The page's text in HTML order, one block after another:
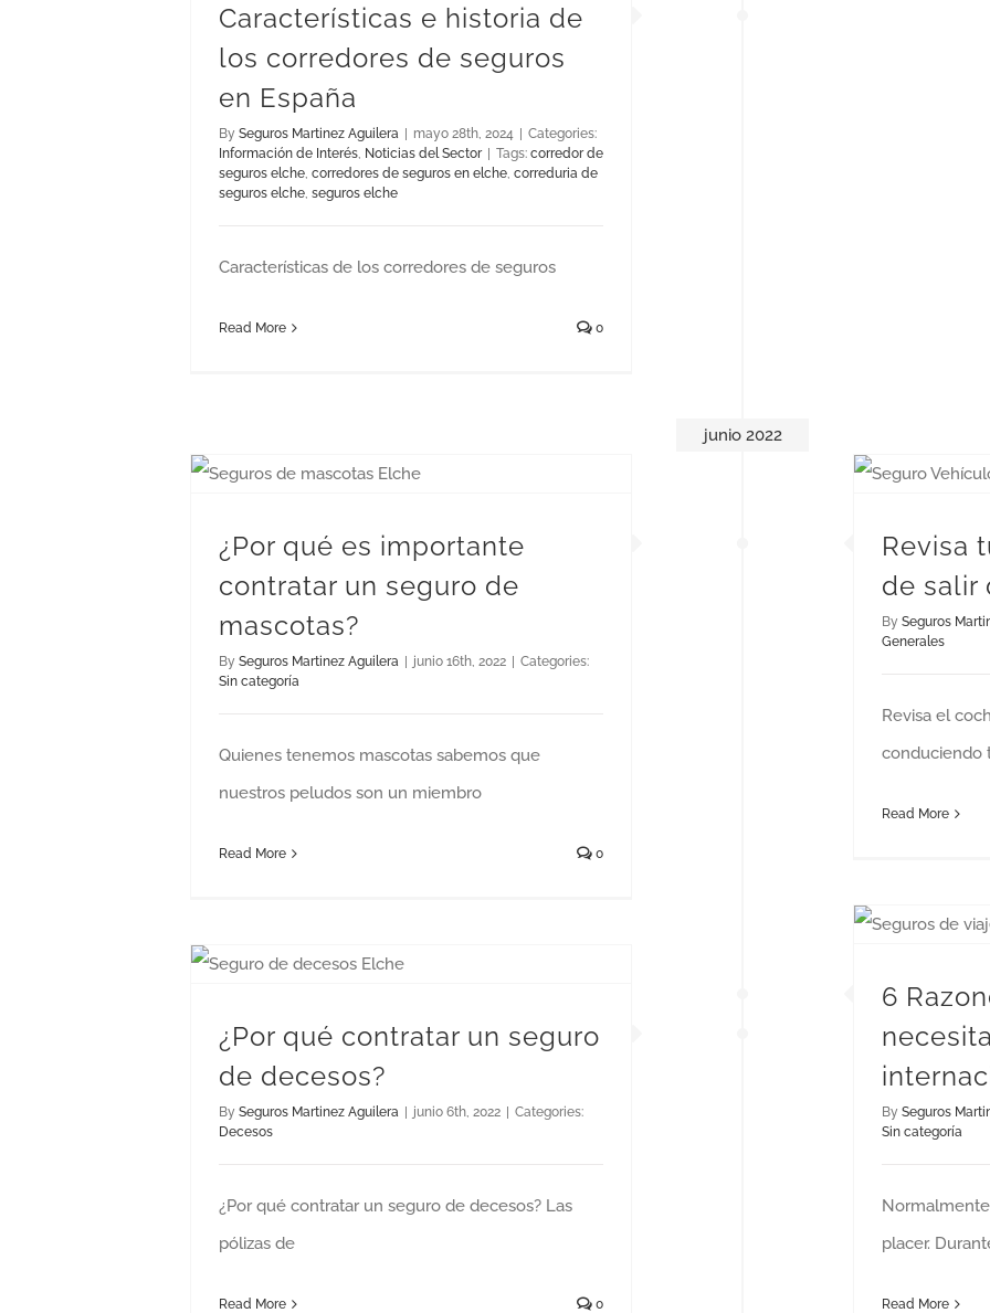
Características e historia de
los corredores de seguros
en España
By Seguros Martinez Aguilera | mayo 28th, 2024 | Categories:
Información de Interés Noticias del Sector | Tags: corredor de
seguros elche corredores de seguros en elche correduria de
seguros elche seguros elche
Características de los corredores de seguros
Read More 0
junio 2022
Revisa
de salir
By Seguros
Generales
Revisa el
conduciendo
Read More
¿Por qué es importante
contratar un seguro de
mascotas?
By Seguros Martinez Aguilera junio 16th, 2022
Categories:
Sin categoría
Quienes tenemos mascotas sabemos que
nuestros peludos son un miembro
Read More 0
6
By Seguros
Sin categoría
placer.
Read More
¿Por qué contratar un seguro
de decesos?
By Seguros Martinez Aguilera junio 6th, 2022
Categories:
Decesos
¿Por qué contratar un seguro de decesos? Las
pólizas de
Read More 0